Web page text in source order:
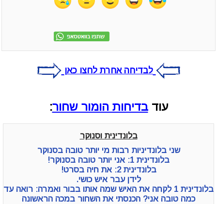
לבדיחה אחרת לחצו כאן
עוד בדיחות הומור שחור:
בלונדינית וסנוקר
שני בלונדיניות רבות מי יותר טובה בסנוקר
בלונדינית 1: אני יותר טובה בסנוקר!
בלונדינית 2: את חיה בסרט!
לידן עבר איש כושי.
בלונדינית 1 לקחה את האיש שמה אותו בבור ואמרה: רואה עד
כמה טובה אני? הכנסתי את השחור במכה הראשונה